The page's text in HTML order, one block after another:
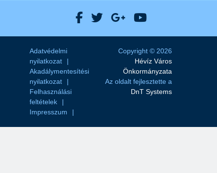
Hévíz Város Facebook
Hévíz Város X
Hévíz Város
Hévíz Város
Adatvédelmi
nyilatkozat
Akadálymentesítési
nyilatkozat
Felhasználási
feltételek
Impresszum
Copyright © 2026
Hévíz Város
Önkormányzata
Az oldalt fejlesztette a
DnT Systems